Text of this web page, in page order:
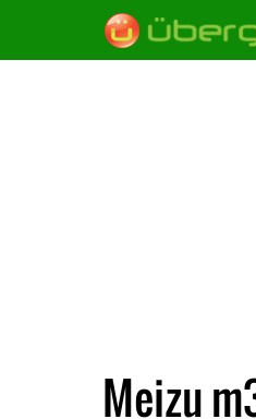
Meizu